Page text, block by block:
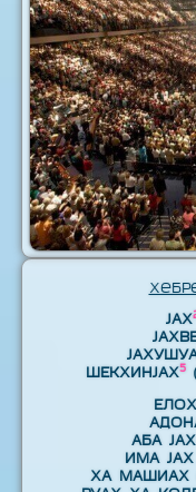
ЈАХ
ШЕКХИНЈАХ5